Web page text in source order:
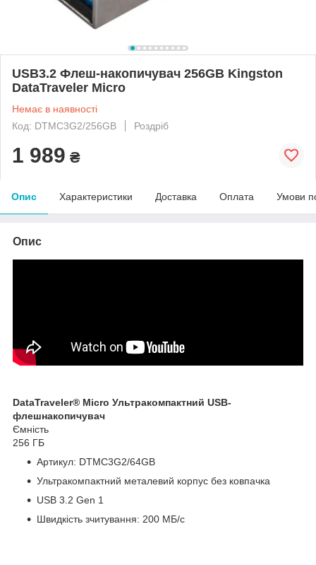
USB3.2 Флеш-накопичувач 256GB Kingston
DataTraveler Micro
Немає в наявності
Код: DTMC3G2/256GB
Роздріб
1 989 ₴
Опис Характеристики Доставка Оплата Умови
Опис
DataTraveler® Micro Ультракомпактний USB-
флешнакопичувач
Ємність
256 ГБ
Артикул: DTMC3G2/64GB
Ультракомпактний металевий корпус без ковпачка
USB 3.2 Gen 1
Швидкість зчитування: 200 МБ/с